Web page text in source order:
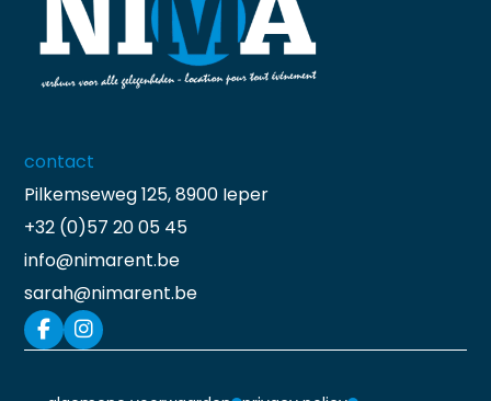
contact
Pilkemseweg 125, 8900 Ieper
+32 (0)57 20 05 45
info@nimarent.be
sarah@nimarent.be